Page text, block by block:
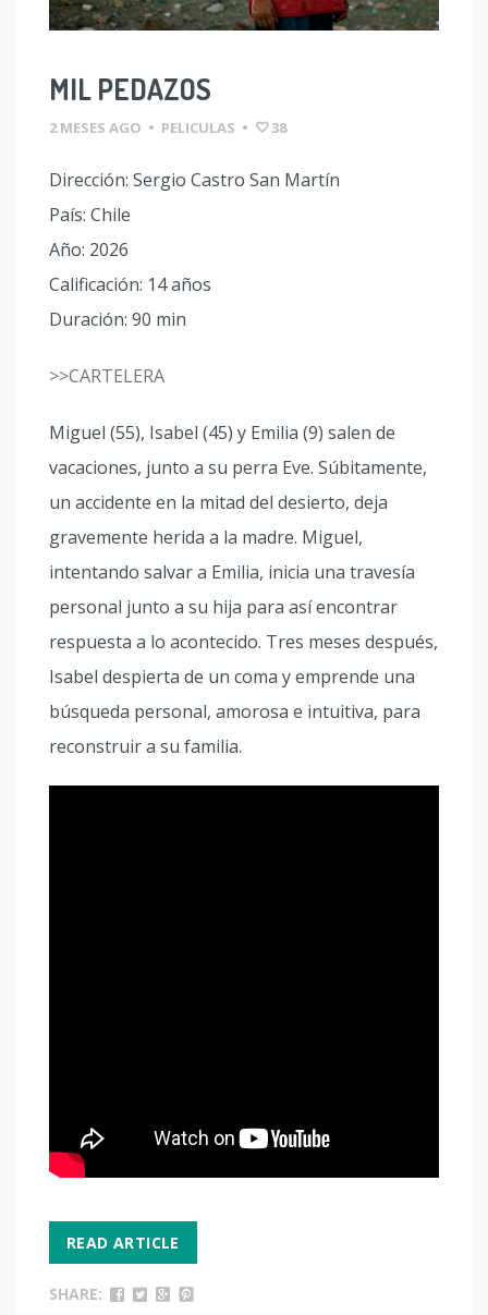
MIL PEDAZOS
2 MESES AGO • PELICULAS • 38
Dirección: Sergio Castro San Martín
País: Chile
Año: 2026
Calificación: 14 años
Duración: 90 min
>>CARTELERA
Miguel (55), Isabel (45) y Emilia (9) salen de
vacaciones, junto a su perra Eve. Súbitamente,
un accidente en la mitad del desierto, deja
gravemente herida a la madre. Miguel,
intentando salvar a Emilia, inicia una travesía
personal junto a su hija para así encontrar
respuesta a lo acontecido. Tres meses después,
Isabel despierta de un coma y emprende una
búsqueda personal, amorosa e intuitiva, para
reconstruir a su familia.
READ ARTICLE
SHARE: